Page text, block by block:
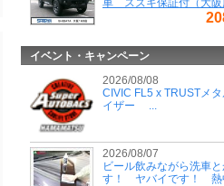
車 スズキ保証付（大阪
イベント・キャンペーン
2026/08/08
CIVIC FL5 x TRUSTメ
イザー ...
2026/08/07
ビール飲みながら洗車
す！ ヤバイです！ 熱